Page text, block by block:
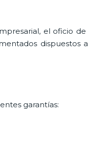
el oficio de
dispuestos a
garantías: